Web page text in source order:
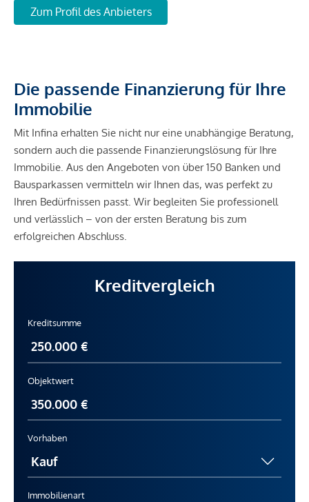
Zum Profil des Anbieters
Die passende Finanzierung für Ihre
Immobilie
Mit Infina erhalten Sie nicht nur eine unabhängige Beratung,
sondern auch die passende Finanzierungslösung für Ihre
Immobilie. Aus den Angeboten von über 150 Banken und
Bausparkassen vermitteln wir Ihnen das, was perfekt zu
Ihren Bedürfnissen passt. Wir begleiten Sie professionell
und verlässlich – von der ersten Beratung bis zum
erfolgreichen Abschluss.
Kreditvergleich
Kreditsumme
Objektwert
Vorhaben
Immobilienart